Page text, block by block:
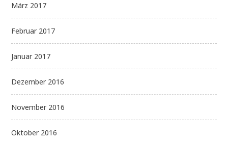
März 2017
Februar 2017
Januar 2017
Dezember 2016
November 2016
Oktober 2016